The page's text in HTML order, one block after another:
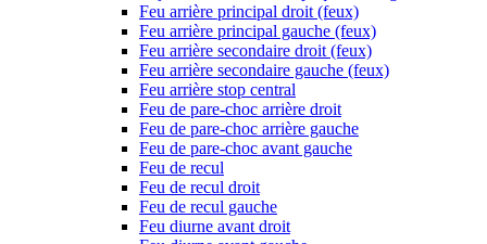
Feu arrière principal droit (feux)
Feu arrière principal gauche (feux)
Feu arrière secondaire droit (feux)
Feu arrière secondaire gauche (feux)
Feu arrière stop central
Feu de pare-choc arrière droit
Feu de pare-choc arrière gauche
Feu de pare-choc avant gauche
Feu de recul
Feu de recul droit
Feu de recul gauche
Feu diurne avant droit